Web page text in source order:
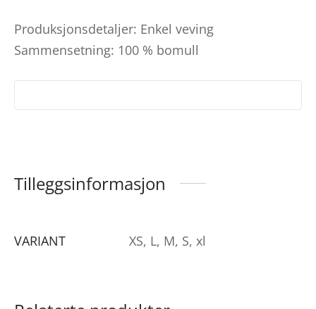
Produksjonsdetaljer: Enkel veving
Sammensetning: 100 % bomull
Tilleggsinformasjon
VARIANT XS, L, M, S, xl